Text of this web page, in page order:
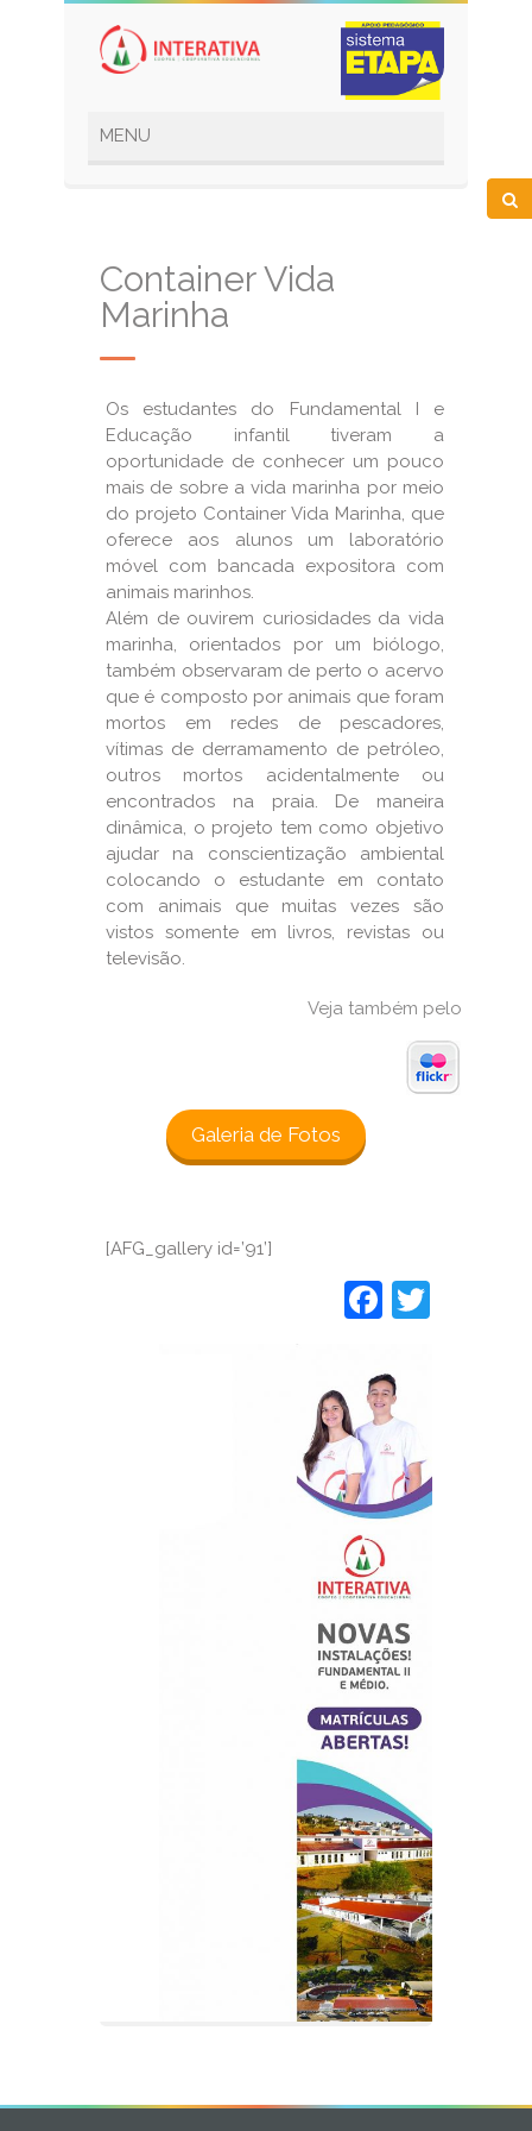
Container Vida
Marinha
Os estudantes do Fundamental I e
Educação infantil tiveram a
oportunidade de conhecer um pouco
mais de sobre a vida marinha por meio
do projeto Container Vida Marinha, que
oferece aos alunos um laboratório
móvel com bancada expositora com
animais marinhos.
Além de ouvirem curiosidades da vida
marinha, orientados por um biólogo,
também observaram de perto o acervo
que é composto por animais que foram
mortos em redes de pescadores,
vítimas de derramamento de petróleo,
outros mortos acidentalmente ou
encontrados na praia. De maneira
dinâmica, o projeto tem como objetivo
ajudar na conscientização ambiental
colocando o estudante em contato
com animais que muitas vezes são
vistos somente em livros, revistas ou
televisão.
Veja também pelo
Galeria de Fotos
[AFG_gallery id=’91’]